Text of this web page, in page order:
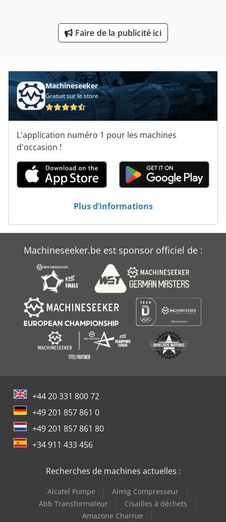
Production De Pâte
Véhicule De Travail
Faire de la publicité ici
Machineseeker
Gratuit sur le store
L'application numéro 1 pour les machines
d'occasion !
Plus d’informations
Machineseeker.be est sponsor officiel de :
+44 20 331 800 72
+49 201 857 861 0
+49 201 857 861 80
+34 911 433 456
Recherches de machines actuelles :
Alcatel Pompe
Almig Compresseur
Abb Transformateur
Cisailles à déchets
Amazone Charrue